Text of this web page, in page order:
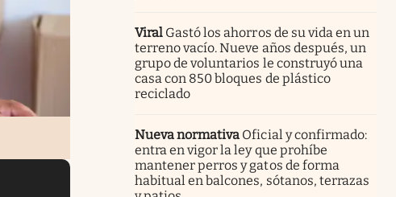
Viral Gastó los ahorros de su vida en un
terreno vacío. Nueve años después, un
grupo de voluntarios le construyó una
casa con 850 bloques de plástico
reciclado
Nueva normativa Oficial y confirmado:
entra en vigor la ley que prohíbe
mantener perros y gatos de forma
habitual en balcones, sótanos, terrazas